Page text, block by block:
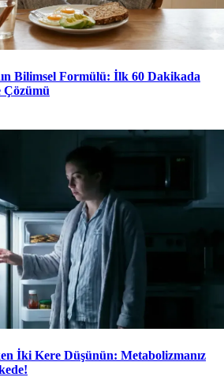
Bilimsel Formülü: İlk 60 Dakikada
Çözümü
İki Kere Düşünün: Metabolizmanız